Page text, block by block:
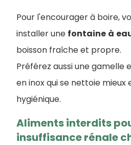
Pour l'encourager à boire,
installer une fontaine à
boisson fraîche et propre.
Préférez aussi une gamelle
en inox qui se nettoie mieux
hygiénique.
Aliments interdits
insuffisance rénale